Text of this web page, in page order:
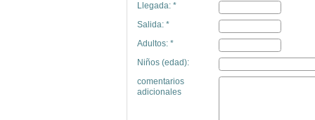
Llegada: *
Salida: *
Adultos: *
Niños (edad):
comentarios
adicionales